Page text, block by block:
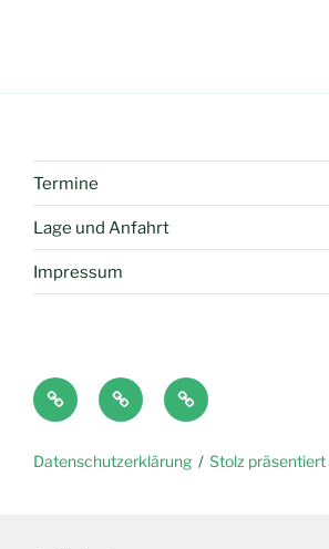
Termine
Lage und Anfahrt
Impressum
Anton Antolin LMS
Datenschutzerklärung Stolz